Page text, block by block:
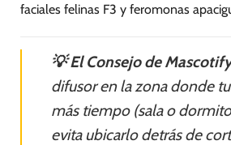
faciales felinas F3 y feromonas
💡 El Consejo de
difusor en la zona donde
más tiempo (sala o
evita ubicarlo detrás de